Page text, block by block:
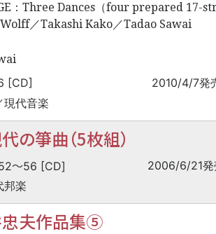
：Three Dances（four prepared 17-
／Takashi Kako／Tadao Sawai
[CD] 2010/4/7発
現代音楽
の箏曲（5枚組）
〜56 [CD] 2006/6/21発
邦楽
夫作品集⑤